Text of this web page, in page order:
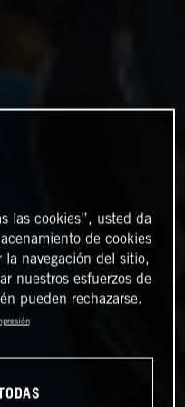
las cookies”, usted da
de cookies
la navegación del sitio,
nuestros esfuerzos de
pueden rechazarse.